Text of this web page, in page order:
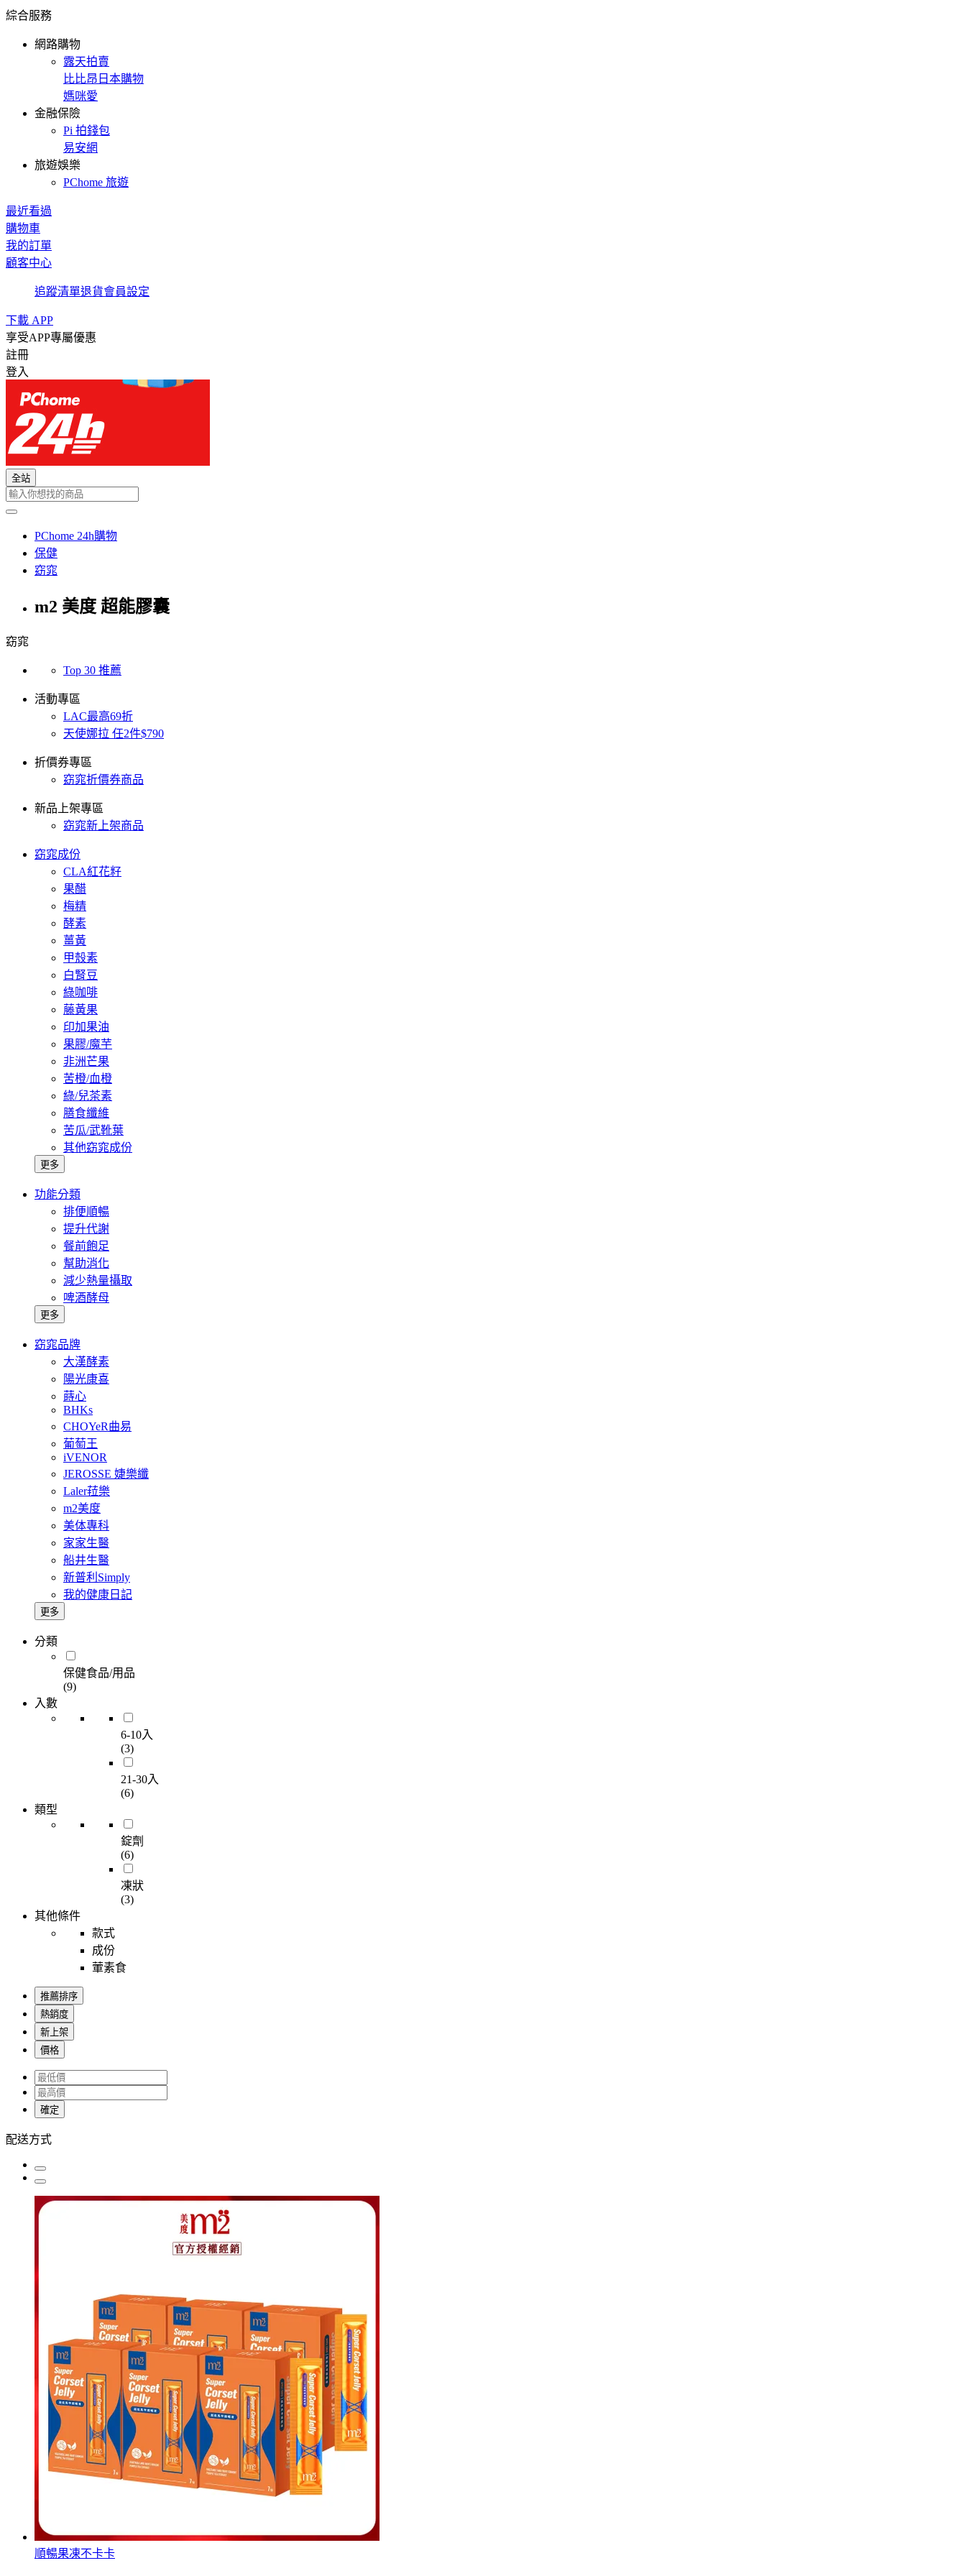
綜合服務
網路購物
露天拍賣
比比昂日本購物
媽咪愛
金融保險
Pi 拍錢包
易安網
旅遊娛樂
PChome 旅遊
最近看過
購物車
我的訂單
顧客中心
追蹤清單退貨會員設定
下載 APP
享受APP專屬優惠
註冊
登入
全站
PChome 24h購物
保健
窈窕
m2 美度 超能膠囊
窈窕
Top 30 推薦
活動專區
LAC最高69折
天使娜拉 任2件$790
折價券專區
窈窕折價券商品
新品上架專區
窈窕新上架商品
窈窕成份
CLA紅花籽
果醋
梅精
酵素
薑黃
甲殼素
白腎豆
綠咖啡
藤黃果
印加果油
果膠/魔芋
非洲芒果
苦橙/血橙
綠/兒茶素
膳食纖維
苦瓜/武靴葉
其他窈窕成份
更多
功能分類
排便順暢
提升代謝
餐前飽足
幫助消化
減少熱量攝取
啤酒酵母
更多
窈窕品牌
大漢酵素
陽光康喜
蒔心
BHKs
CHOYeR曲易
葡萄王
iVENOR
JEROSSE 婕樂纖
Laler菈樂
m2美度
美体專科
家家生醫
船井生醫
新普利Simply
我的健康日記
更多
分類
保健食品/用品
(9)
入數
6-10入
(3)
21-30入
(6)
類型
錠劑
(6)
凍狀
(3)
其他條件
款式
成份
葷素食
推薦排序
熱銷度
新上架
價格
確定
配送方式
順暢果凍不卡卡